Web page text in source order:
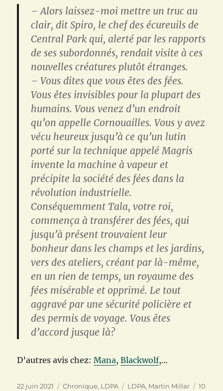
– Alors laissez-moi mettre un truc au
clair, dit Spiro, le chef des écureuils de
Central Park qui, alerté par les rapports
de ses subordonnés, rendait visite à ces
nouvelles créatures plutôt étranges.
– Vous dites que vous êtes des fées.
Vous êtes invisibles pour la plupart des
humains. Vous venez d’un endroit
qu’on appelle Cornouailles. Vous y avez
vécu heureux jusqu’à ce qu’un lutin
porté sur la technique appelé Magris
invente la machine à vapeur et
précipite la société des fées dans la
révolution industrielle.
Conséquemment Tala, votre roi,
commença à transférer des fées, qui
jusqu’à présent trouvaient leur
bonheur dans les champs et les jardins,
vers des ateliers, créant par là-même,
en un rien de temps, un royaume des
fées misérable et opprimé. Le tout
aggravé par une sécurité policière et
des permis de voyage. Vous êtes
d’accord jusque là?
D’autres avis chez:Mana,Blackwolf,…
Publié
22 juin 2021 Catégories
Chronique, LDPA Étiquettes
LDPA, Martin Millar
10